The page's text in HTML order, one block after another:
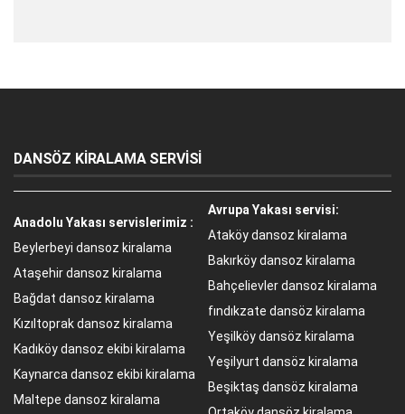
DANSÖZ KİRALAMA SERVİSİ
Anadolu Yakası servislerimiz :
Beylerbeyi dansoz kiralama
Ataşehir dansoz kiralama
Bağdat dansoz kiralama
Kızıltoprak dansoz kiralama
Kadıköy dansoz ekibi kiralama
Kaynarca dansoz ekibi kiralama
Maltepe dansoz kiralama
Avrupa Yakası servisi:
Ataköy dansoz kiralama
Bakırköy dansoz kiralama
Bahçelievler dansoz kiralama
fındıkzate dansöz kiralama
Yeşilköy dansöz kiralama
Yeşilyurt dansöz kiralama
Beşiktaş dansöz kiralama